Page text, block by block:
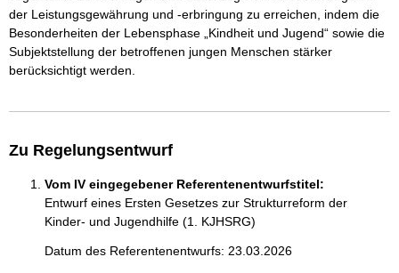
der Leistungsgewährung und -erbringung zu erreichen, indem die
Besonderheiten der Lebensphase „Kindheit und Jugend“ sowie die
Subjektstellung der betroffenen jungen Menschen stärker
berücksichtigt werden.
Zu Regelungsentwurf
Vom IV eingegebener Referentenentwurfstitel:
Entwurf eines Ersten Gesetzes zur Strukturreform der
Kinder- und Jugendhilfe (1. KJHSRG)
Datum des Referentenentwurfs: 23.03.2026